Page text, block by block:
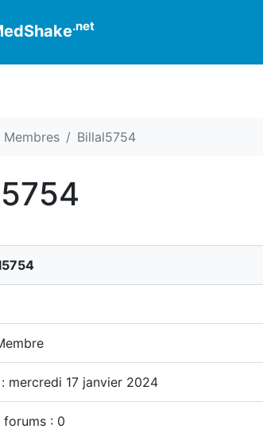
.net
Membres Billal5754
mercredi 17 janvier 2024
forums : 0